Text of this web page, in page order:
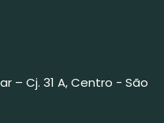
– Cj. 31 A, Centro - São